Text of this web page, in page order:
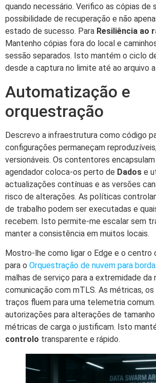
quando necessário. Verifico as cópias de
possibilidade de recuperação e não
estado de sucesso. Para Resiliência ao
Mantenho cópias fora do local e
sessão separados. Isto mantém o ciclo
desde a captura no limite até ao arquivo
Automatização e
orquestração
Descrevo a infraestrutura como código
configurações permaneçam
versionáveis. Os contentores
agendador coloca-os perto de Dados e
actualizações contínuas e as versões
risco de alterações. As políticas
de trabalho podem ser executadas e
recebem. Isto permite-me escalar sem
manter a consistência em muitos locais.
Mostro-lhe como ligar o Edge e o centro
para o Orquestração de nuvem para borda
malhas de serviço para a extremidade da
comunicação com mTLS. As métricas,
traços fluem para uma telemetria
autorizações para alterações de tamanho
métricas de carga o justificam. Isto
controlo transparente e rápido.